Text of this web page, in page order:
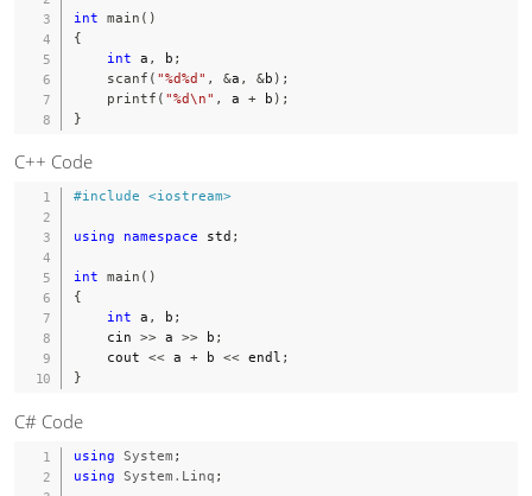
int main ( )
{
int a , b ;
scanf ( "%d%d" , &a , &b ) ;
printf ( "%d\n" , a + b ) ;
}
C++ Code
#include <iostream>
using namespace std ;
int main ( )
{
int a , b ;
    cin
>> a >> b ;
    cout
<< a + b << endl ;
}
C# Code
using System ;
using System . Linq ;